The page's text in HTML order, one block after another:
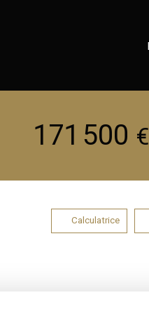
171 500 €
Calculatrice